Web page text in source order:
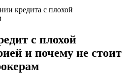
с плохой
и почему не стоит